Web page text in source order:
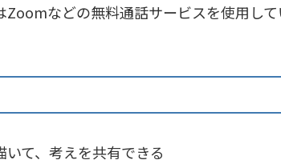
などの無料通話サービスを使用し
て、考えを共有できる